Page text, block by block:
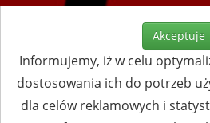
Akceptuje
Informujemy, iż w celu
dostosowania ich do potrzeb
dla celów reklamowych i